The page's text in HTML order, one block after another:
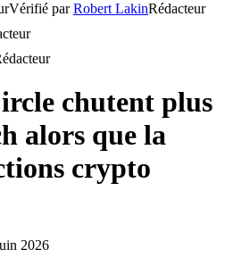
Vérifié parRobert LakinRédacteur
chutent plus
alors que la
crypto
2026